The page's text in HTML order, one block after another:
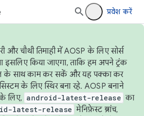
प्रवेश करें
और चौथी तिमाही में AOSP के लिए सोर्स
किया जाएगा, ताकि हम अपने ट्रंक
के साथ काम कर सकें और यह पक्का कर
के लिए स्थिर बना रहे. AOSP बनाने
लिए, android-latest-release का
latest-release मेनिफ़ेस्ट ब्रांच,